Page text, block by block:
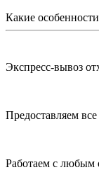
Какие
Экспресс-вывоз
Предоставляем
Работаем с любым